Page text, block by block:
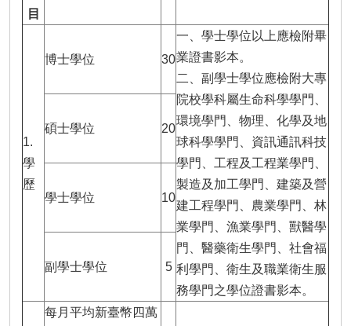
目
1.
學
歷
博士學位 30
一、學士學位以上應檢附畢
業證書影本。
二、副學士學位應檢附大專
院校學科屬生命科學學門、
環境學門、物理、化學及地
球科學學門、資訊通訊科技
學門、工程及工程業學門、
製造及加工學門、建築及營
建工程學門、農業學門、林
業學門、漁業學門、獸醫學
門、醫藥衛生學門、社會福
利學門、衛生及職業衛生服
務學門之學位證書影本。
碩士學位 20
學士學位 10
副學士學位 5
每月平均新臺幣四萬